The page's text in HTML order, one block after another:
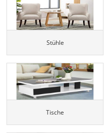
Stühle
Tische